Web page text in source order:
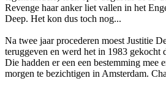
Revenge haar anker liet vallen in het
Deep. Het kon dus toch nog...
Na twee jaar procederen moest Justitie
teruggeven en werd het in 1983 gekocht
Die hadden er een een bestemming mee
morgen te bezichtigen in Amsterdam.